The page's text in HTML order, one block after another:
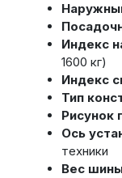
Индекс
1600 кг)
Индекс
Тип
Рисунок
Ось
техники
Вес